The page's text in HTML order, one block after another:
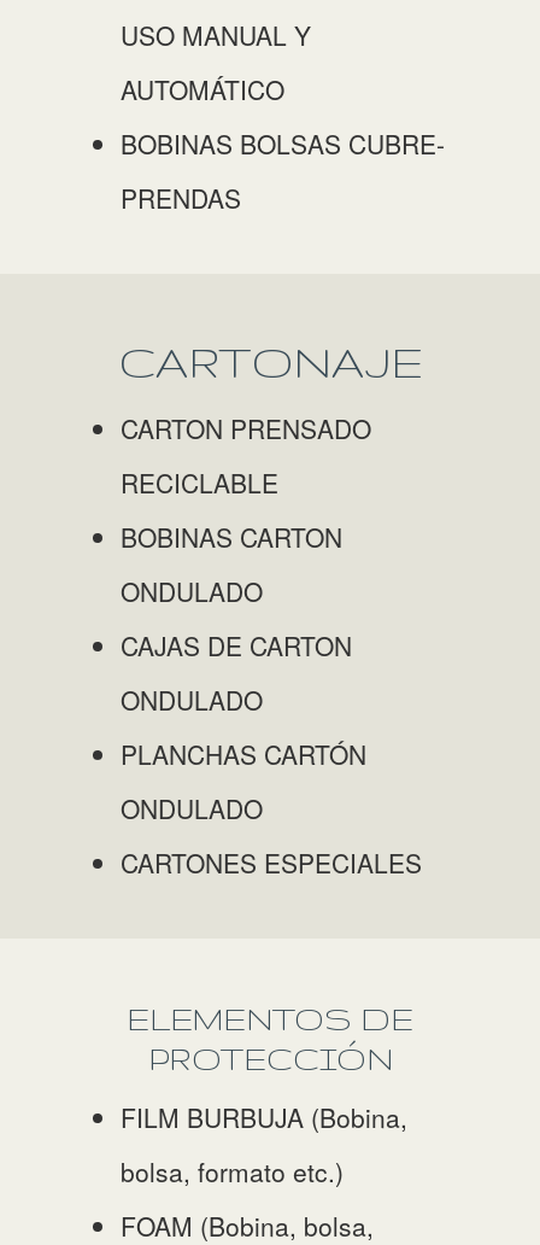
USO MANUAL Y
AUTOMÁTICO
BOBINAS BOLSAS CUBRE-
PRENDAS
CARTONAJE
CARTON PRENSADO
RECICLABLE
BOBINAS CARTON
ONDULADO
CAJAS DE CARTON
ONDULADO
PLANCHAS CARTÓN
ONDULADO
CARTONES ESPECIALES
ELEMENTOS DE
PROTECCIÓN
FILM BURBUJA (Bobina,
bolsa, formato etc.)
FOAM (Bobina, bolsa,